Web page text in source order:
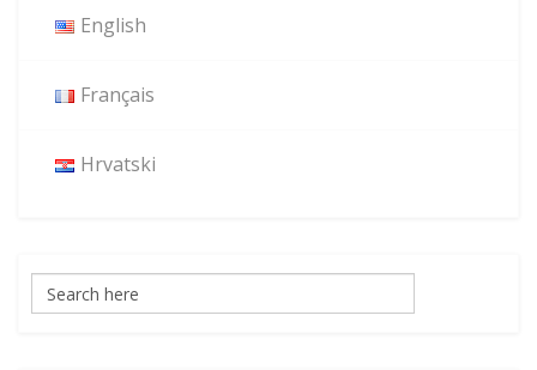
English
Français
Hrvatski